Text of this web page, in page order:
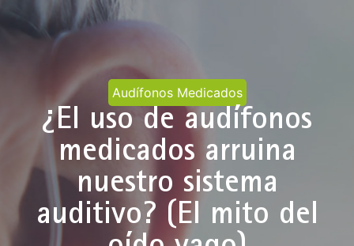
Audífonos Medicados
¿El uso de audífonos
medicados arruina
nuestro sistema
auditivo? (El mito del